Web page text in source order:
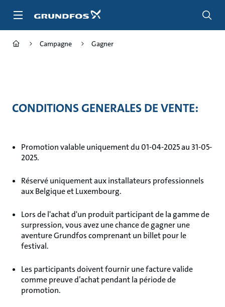
Campagne Gagner
CONDITIONS GENERALES DE VENTE:
Promotion valable uniquement du 01-04-2025 au 31-05-
2025.
Réservé uniquement aux installateurs professionnels
aux Belgique et Luxembourg.
Lors de l'achat d'un produit participant de la gamme de
surpression, vous avez une chance de gagner une
aventure Grundfos comprenant un billet pour le
festival.
Les participants doivent fournir une facture valide
comme preuve d’achat pendant la période de
promotion.